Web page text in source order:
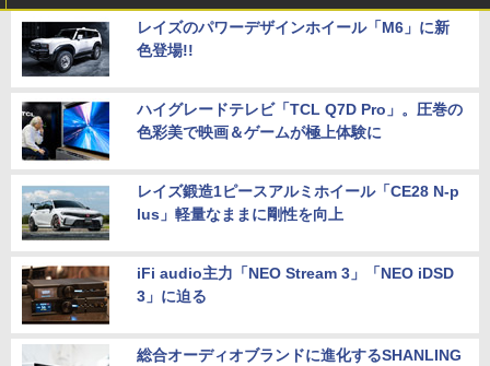
レイズのパワーデザインホイール「M6」に新
色登場!!
ハイグレードテレビ「TCL Q7D Pro」。圧巻の
色彩美で映画＆ゲームが極上体験に
レイズ鍛造1ピースアルミホイール「CE28 N-p
lus」軽量なままに剛性を向上
iFi audio主力「NEO Stream 3」「NEO iDSD
3」に迫る
総合オーディオブランドに進化するSHANLING